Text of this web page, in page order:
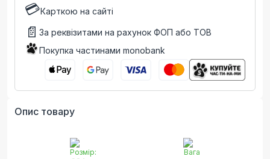
💳Карткою на сайті
📄 За реквізитами на рахунок ФОП або ТОВ
Покупка частинами monobank
Опис товару